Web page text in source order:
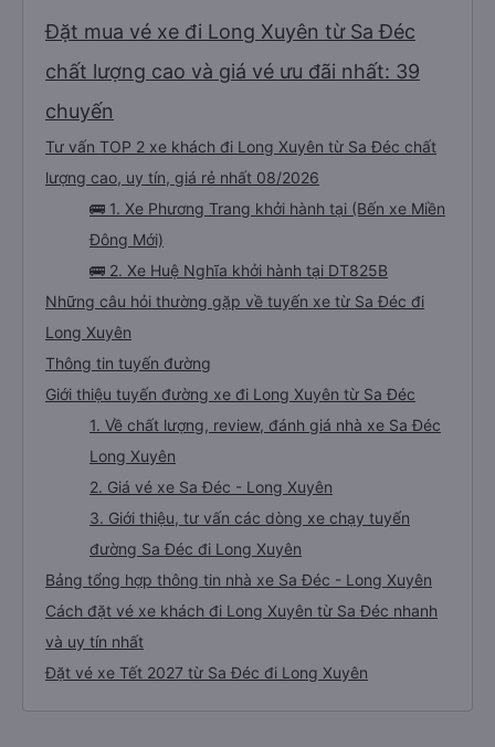
Đặt mua vé xe đi Long Xuyên từ Sa Đéc
chất lượng cao và giá vé ưu đãi nhất: 39
chuyến
Tư vấn TOP 2 xe khách đi Long Xuyên từ Sa Đéc chất
lượng cao, uy tín, giá rẻ nhất 08/2026
🚌 1. Xe Phương Trang khởi hành tại (Bến xe Miền
Đông Mới)
🚌 2. Xe Huệ Nghĩa khởi hành tại DT825B
Những câu hỏi thường gặp về tuyến xe từ Sa Đéc đi
Long Xuyên
Thông tin tuyến đường
Giới thiệu tuyến đường xe đi Long Xuyên từ Sa Đéc
1. Về chất lượng, review, đánh giá nhà xe Sa Đéc
Long Xuyên
2. Giá vé xe Sa Đéc - Long Xuyên
3. Giới thiệu, tư vấn các dòng xe chạy tuyến
đường Sa Đéc đi Long Xuyên
Bảng tổng hợp thông tin nhà xe Sa Đéc - Long Xuyên
Cách đặt vé xe khách đi Long Xuyên từ Sa Đéc nhanh
và uy tín nhất
Đặt vé xe Tết 2027 từ Sa Đéc đi Long Xuyên